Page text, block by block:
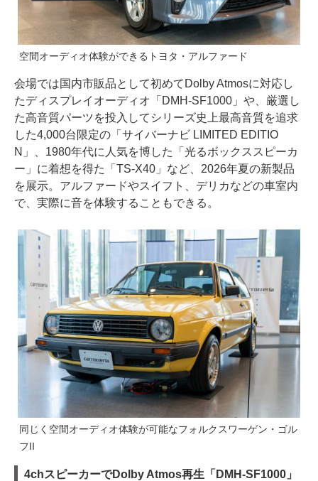
空間オーディオ体験ができるトヨタ・アルファード
会場では国内市販品として初めてDolby Atmosに対応し
たディスプレイオーディオ「DMH-SF1000」や、厳選し
た高音質パーツを投入してシリーズ史上最高音質を追求
した4,000台限定の「サイバーナビ LIMITED EDITIO
N」、1980年代に人気を博した「光るボックススピーカ
ー」に着想を得た「TS-X40」など、2026年夏の新製品
を展示。アルファードやスイフト、デリカなどの車室内
で、実際に音を体験することもできる。
同じく空間オーディオ体験が可能なフォルクスワーゲン・ゴル
フII
4chスピーカーでDolby Atmos再生「DMH-SF1000」